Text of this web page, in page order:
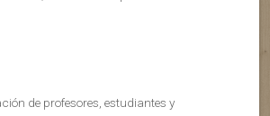
de profesores, estudiantes y